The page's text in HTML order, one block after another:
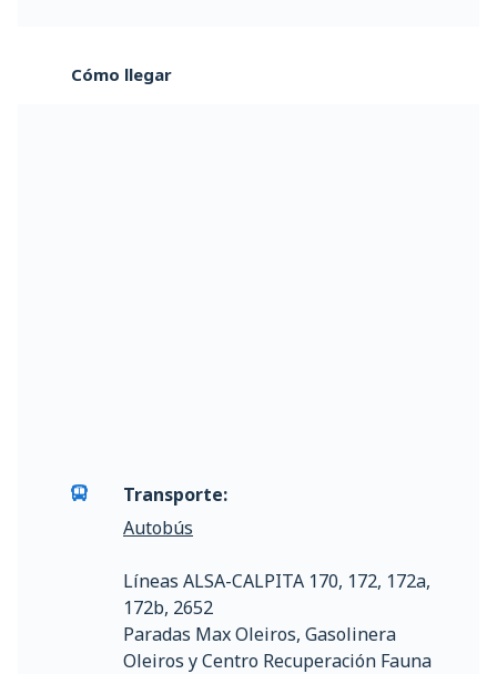
Cómo llegar
Transporte:
Autobús
Líneas ALSA-CALPITA 170, 172, 172a,
172b, 2652
Paradas Max Oleiros, Gasolinera
Oleiros y Centro Recuperación Fauna